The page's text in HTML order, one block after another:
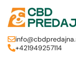
+421949257114